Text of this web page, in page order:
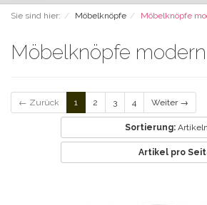
Sie sind hier: Möbelknöpfe Möbelknöpfe
Möbelknöpfe modern
← Zurück 1 2 3 4 Weiter →
Sortierung:
Artikel pro